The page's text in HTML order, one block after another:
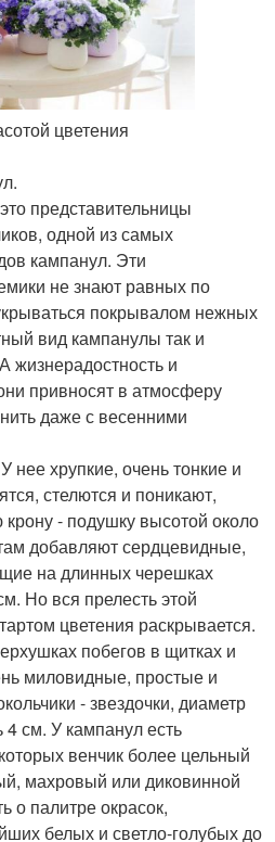
цветения
представительницы
одной из самых
кампанул. Эти
не знают равных по
покрывалом нежных
вид кампанулы так и
жизнерадостность и
привносят в атмосферу
даже с весенними
нее хрупкие, очень тонкие и
стелются и поникают,
- подушку высотой около
добавляют сердцевидные,
на длинных черешках
Но вся прелесть этой
цветения раскрывается.
побегов в щитках и
миловидные, простые и
- звездочки, диаметр
4 см. У кампанул есть
венчик более цельный
махровый или диковинной
о палитре окрасок,
белых и светло-голубых до